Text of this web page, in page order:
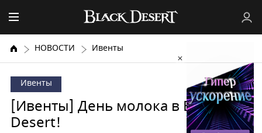
НОВОСТИ Ивенты
Ивенты
[Ивенты] День молока в Black
Desert!